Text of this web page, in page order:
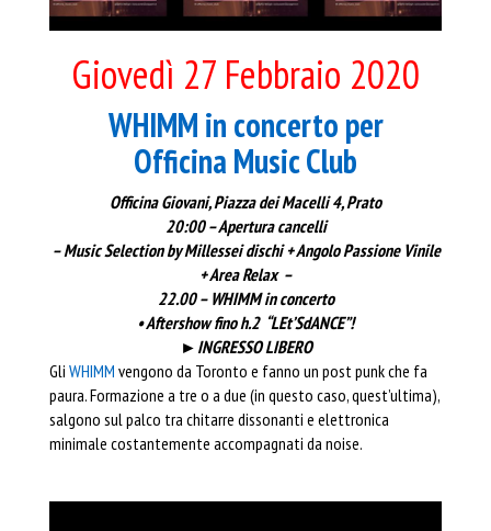
Giovedì 27 Febbraio 2020
WHIMM in concerto per
Officina Music Club
Officina Giovani, Piazza dei Macelli 4, Prato
20:00 – Apertura cancelli
– Music Selection by Millessei dischi + Angolo Passione Vinile
+ Area Relax –
22.00 – WHIMM in concerto
• Aftershow fino h.2 “LEt’SdANCE”!
►INGRESSO LIBERO
Gli WHIMM vengono da Toronto e fanno un post punk che fa
paura. Formazione a tre o a due (in questo caso, quest’ultima),
salgono sul palco tra chitarre dissonanti e elettronica
minimale costantemente accompagnati da noise.